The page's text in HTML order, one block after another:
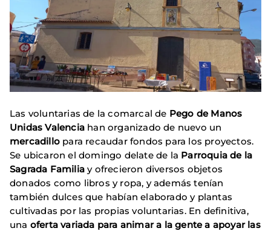
Las voluntarias de la comarcal de Pego de Manos
Unidas Valencia han organizado de nuevo un
mercadillo para recaudar fondos para los proyectos.
Se ubicaron el domingo delate de la Parroquia de la
Sagrada Familia y ofrecieron diversos objetos
donados como libros y ropa, y además tenían
también dulces que habían elaborado y plantas
cultivadas por las propias voluntarias. En definitiva,
una oferta variada para animar a la gente a apoyar las